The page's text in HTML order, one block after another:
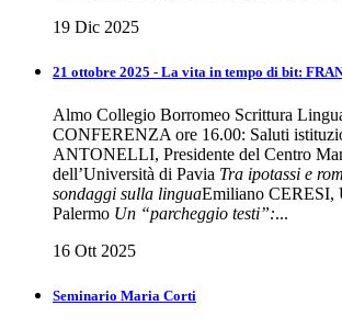
19 Dic 2025
21 ottobre 2025 - La vita in tempo di bit:
Almo Collegio Borromeo Scrittura
CONFERENZA ore 16.00: Saluti
ANTONELLI, Presidente del Centro
dell’Università di Pavia Tra ipotassi e
sondaggi sulla linguaEmiliano CERESI,
Palermo Un “parcheggio testi”:...
16 Ott 2025
Seminario Maria Corti